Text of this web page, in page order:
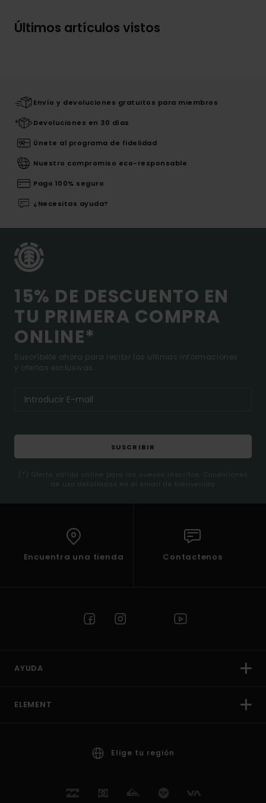
Últimos artículos vistos
Envío y devoluciones gratuitos para miembros
Devoluciones en 30 días
Únete al programa de fidelidad
Nuestro compromiso eco-responsable
Pago 100% seguro
¿Necesitas ayuda?
15% DE DESCUENTO EN
TU PRIMERA COMPRA
ONLINE*
Suscríbete ahora para recibir las ultimas informaciones
y ofertas exclusivas.
SUSCRIBIR
(*) Oferta valida online para los nuevos inscritos. Condiciones
de uso detalladas en el email de bienvenida
Encuentra una tienda Contactenos
AYUDA
ELEMENT
Elige tu región